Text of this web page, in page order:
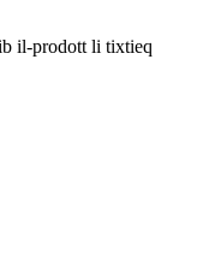
il-prodott li tixtieq